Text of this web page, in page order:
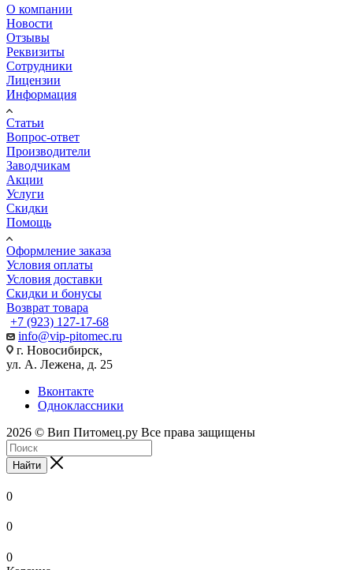
О компании
Новости
Отзывы
Реквизиты
Сотрудники
Лицензии
Информация
Статьи
Вопрос-ответ
Производители
Заводчикам
Акции
Услуги
Скидки
Помощь
Оформление заказа
Условия оплаты
Условия доставки
Скидки и бонусы
Возврат товара
+7 (923) 127-17-68
info@vip-pitomec.ru
г. Новосибирск,
ул. А. Лежена, д. 25
Вконтакте
Одноклассники
2026 © Вип Питомец.ру Все права защищены
Найти
0
0
0